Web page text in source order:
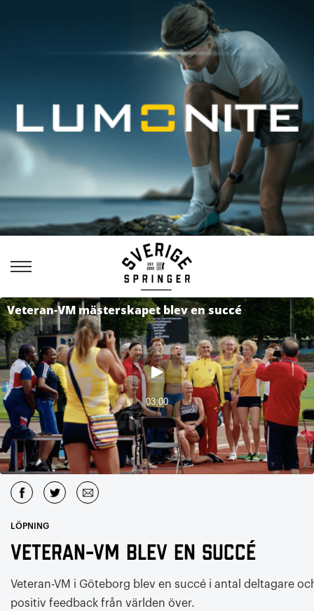
LÖPNING
Veteran-VM blev en succé
Veteran-VM i Göteborg blev en succé i antal deltagare
positiv feedback från världen över.